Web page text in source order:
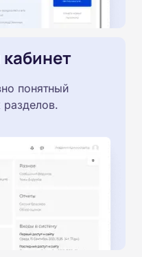
понятный
разделов.